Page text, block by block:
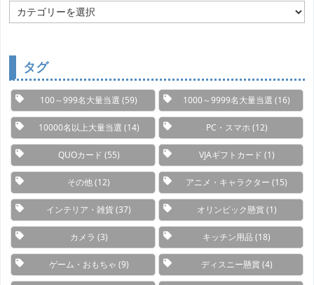
カ
テ
タグ
100～999名大量当選 (59) 1000～9999名大量当選 (16)
10000名以上大量当選 (14) PC・スマホ (12)
QUOカード (55) VJAギフトカード (1)
その他(12) アニメ・キャラクター (15)
インテリア・雑貨(37) オリンピック懸賞(1)
カメラ (3) キッチン用品 (18)
ゲーム・おもちゃ (9) ディスニー懸賞(4)